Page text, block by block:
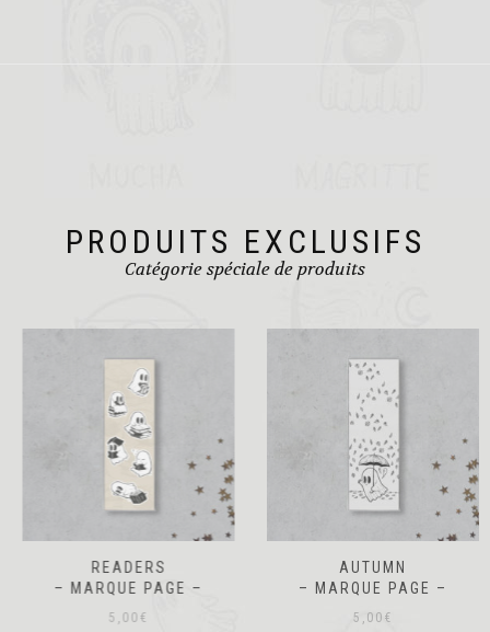
PRODUITS EXCLUSIFS
Catégorie spéciale de produits
READERS
– MARQUE PAGE –
5,00 €
AUTUMN
– MARQUE PAGE –
5,00€